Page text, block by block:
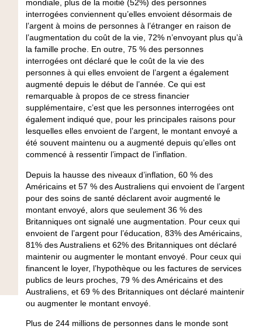
mondiale, plus de la moitié (52%) des personnes
interrogées conviennent qu’elles envoient désormais de
l’argent à moins de personnes à l’étranger en raison de
l’augmentation du coût de la vie, 72% n’envoyant plus qu’à
la famille proche. En outre, 75 % des personnes
interrogées ont déclaré que le coût de la vie des
personnes à qui elles envoient de l’argent a également
augmenté depuis le début de l’année. Ce qui est
remarquable à propos de ce stress financier
supplémentaire, c’est que les personnes interrogées ont
également indiqué que, pour les principales raisons pour
lesquelles elles envoient de l’argent, le montant envoyé a
été souvent maintenu ou a augmenté depuis qu’elles ont
commencé à ressentir l’impact de l’inflation.
Depuis la hausse des niveaux d’inflation, 60 % des
Américains et 57 % des Australiens qui envoient de l’argent
pour des soins de santé déclarent avoir augmenté le
montant envoyé, alors que seulement 36 % des
Britanniques ont signalé une augmentation. Pour ceux qui
envoient de l’argent pour l’éducation, 83% des Américains,
81% des Australiens et 62% des Britanniques ont déclaré
maintenir ou augmenter le montant envoyé. Pour ceux qui
financent le loyer, l’hypothèque ou les factures de services
publics de leurs proches, 79 % des Américains et des
Australiens, et 69 % des Britanniques ont déclaré maintenir
ou augmenter le montant envoyé.
Plus de 244 millions de personnes dans le monde sont